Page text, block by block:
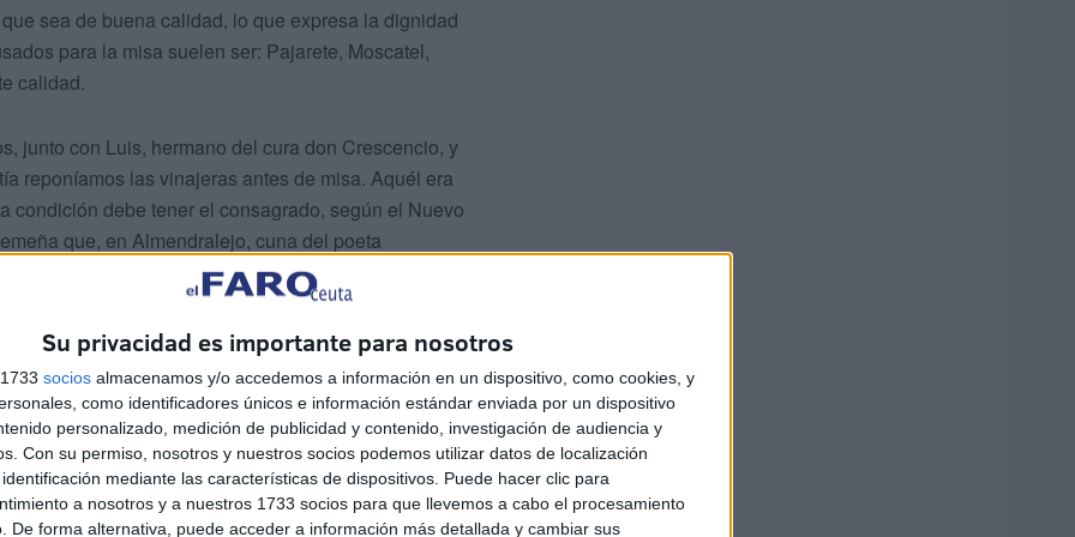
Su privacidad es importante para nosotros
socios almacenamos y/o accedemos a información en un dispositivo, como cookies, y
como identificadores únicos e información estándar enviada por un dispositivo
personalizado, medición de publicidad y contenido, investigación de audiencia y
Con su permiso, nosotros y nuestros socios podemos utilizar datos de localización
mediante las características de dispositivos. Puede hacer clic para
a nosotros y a nuestros 1733 socios para que llevemos a cabo el procesamiento
De forma alternativa, puede acceder a información más detallada y cambiar sus
sea de buena calidad, lo que expresa la dignidad
para la misa suelen ser: Pajarete, Moscatel,
calidad.
junto con Luis, hermano del cura don Crescencio, y
reponíamos las vinajeras antes de misa. Aquél era
condición debe tener el consagrado, según el Nuevo
que, en Almendralejo, cuna del poeta
(de propia cosecha), había un vinatero que, cuando
secreto de que: “tuvieran en cuenta que el vino
podía él haber estado haciéndolo.
del Siglo de Oro, lo cantaban así: “Bendito sea Noé/
El mismo Jesucristo bendijo el vino en las
conocido por el sobrenombre de “Sabio Doctor
la ciudad de Dios”, y que: “el buen vino, bien